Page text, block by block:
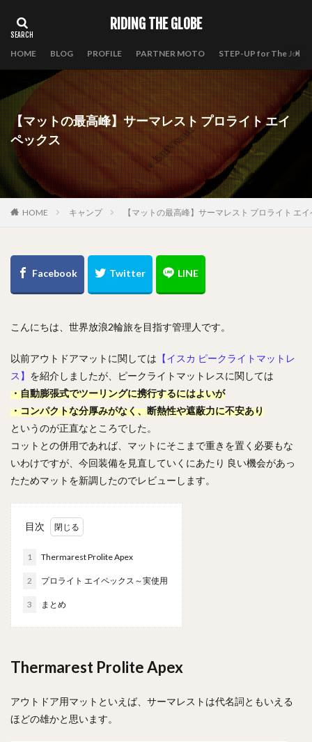
RIDING THE GLOBE
HOME BLOG PROFILE PARTNER MOTO STEP-UP for The
【マットの最高峰】サーマレスト プロライト エイ
ペックス
HOME キャンプ 【マットの最高峰】サーマレスト プロライト エ
こんにちは、世界放浪2輪旅を目指す管理人です。
以前アウトドアマットに関しては 【イスカ ピークライトマットレ
ス】 を紹介しましたが、ピークライトマットレスに関しては
・自動膨張式でツーリングに携行するにはよいが
・コンパクトな分厚みがなく、断熱性や遮蔽力に不安あり
というのが正直なところでした。
コットとの併用であれば、マットにそこまで重きを置く必要もな
いわけですが、今回装備を見直していくにあたり 良い機会があっ
たためマットを新調したのでレビューします。
目次
1 Thermarest Prolite Apex
2 プロライト エイペックス～実使用
3 まとめ
Thermarest Prolite Apex
アウトドア用マットといえば、サーマレストは代名詞ともいえる
ほどの雄かと思います。